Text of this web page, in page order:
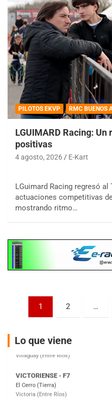
PILOTOS EKVP RMC BUENOS
LGUIMARD Racing:
positivas
4 agosto, 2026 E-Kart
LGuimard Racing regresó
actuaciones competitivas
mostrando ritmo…
Paginación
entradas
1 2 …
Lo que viene
COBERTURA ESPECIAL DE E-
08/09-AGO
IAME SERIES ARGENTINA 6
Ramiro Tot (Asfalto)
KDO - F6
Ciudad de Trenque Lauquen (Asfalto)
Trenque Lauquen (Buenos Aires)
Villaguay (Entre Ríos)
El Cerro (Tierra)
Victoria (Entre Ríos)
Moto Club Reginense (Tierra)
Gral. E. Godoy (Río Negro)